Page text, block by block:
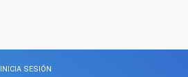
INICIA SESIÓN